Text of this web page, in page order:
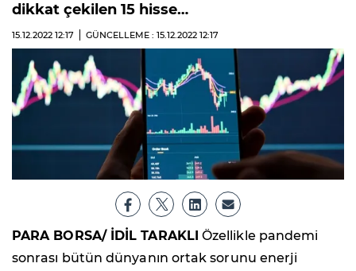
dikkat çekilen 15 hisse…
15.12.2022 12:17 GÜNCELLEME : 15.12.2022 12:17
PARA BORSA/ İDİL TARAKLI Özellikle pandemi
sonrası bütün dünyanın ortak sorunu enerji